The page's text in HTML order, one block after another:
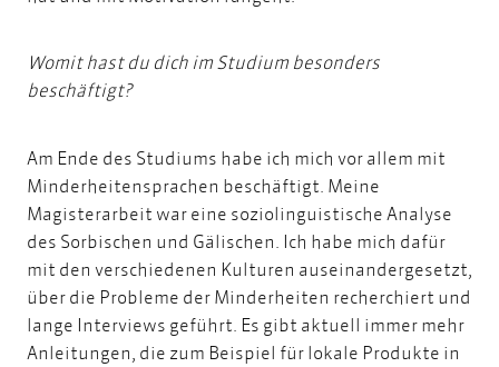
Womit hast du dich im Studium besonders
beschäftigt?
Am Ende des Studiums habe ich mich vor allem mit
Minderheitensprachen beschäftigt. Meine
Magisterarbeit war eine soziolinguistische Analyse
des Sorbischen und Gälischen. Ich habe mich dafür
mit den verschiedenen Kulturen auseinandergesetzt,
über die Probleme der Minderheiten recherchiert und
lange Interviews geführt. Es gibt aktuell immer mehr
Anleitungen, die zum Beispiel für lokale Produkte in